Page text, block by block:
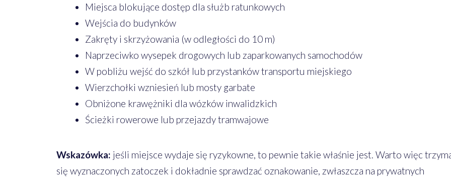
Miejsca blokujące dostęp dla służb ratunkowych
Wejścia do budynków
Zakręty i skrzyżowania (w odległości do 10 m)
Naprzeciwko wysepek drogowych lub zaparkowanych samochodów
W pobliżu wejść do szkół lub przystanków transportu miejskiego
Wierzchołki wzniesień lub mosty garbate
Obniżone krawężniki dla wózków inwalidzkich
Ścieżki rowerowe lub przejazdy tramwajowe
Wskazówka: jeśli miejsce wydaje się ryzykowne, to pewnie takie właśnie jest. Warto więc
się wyznaczonych zatoczek i dokładnie sprawdzać oznakowanie, zwłaszcza na prywatnych